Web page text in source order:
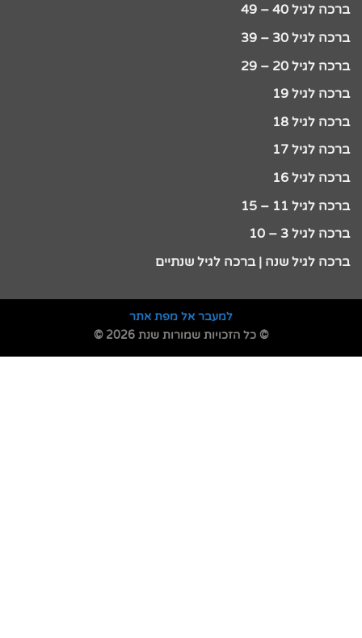
ברכה לגיל 40 – 49
ברכה לגיל 30 – 39
ברכה לגיל 20 – 29
ברכה לגיל 19
ברכה לגיל 18
ברכה לגיל 17
ברכה לגיל 16
ברכה לגיל 11 – 15
ברכה לגיל 3 – 10
ברכה לגיל שנה | ברכה לגיל שנתיים
למעבר אל מפת אתר
© כל הזכויות שמורות שנת 2026 ©